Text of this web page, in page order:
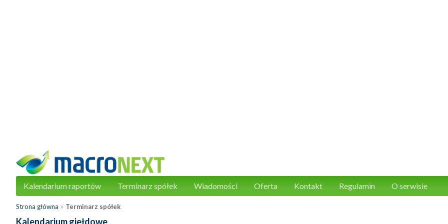
Kalendarium raportów Terminarz spółek Wiadomości Oferta Kontakt Regulamin O serwisie
Strona główna » Terminarz spółek
Kalendarium giełdowe